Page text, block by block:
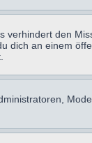
verhindert den
dich an einem